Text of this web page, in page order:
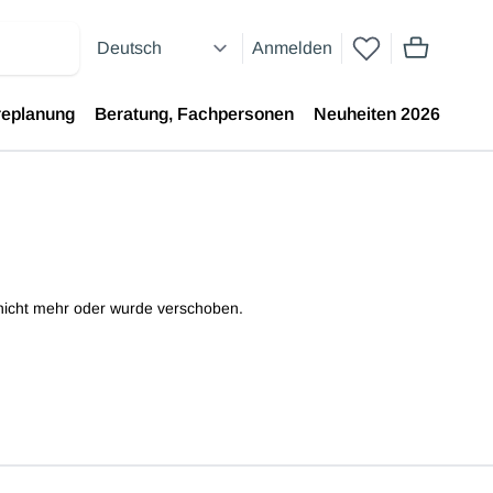
Anmelden
Artikel im
Beratung, Fachpersonen Neuheiten 2026
mehr oder wurde verschoben.